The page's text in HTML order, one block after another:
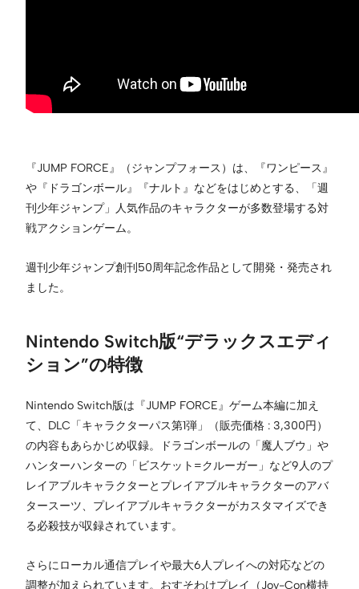
『JUMP FORCE』（ジャンプフォース）は、『ワンピース』
や『ドラゴンボール』『ナルト』などをはじめとする、「週
刊少年ジャンプ」人気作品のキャラクターが多数登場する対
戦アクションゲーム。
週刊少年ジャンプ創刊50周年記念作品として開発・発売され
ました。
Nintendo Switch版“デラックスエディ
ション”の特徴
Nintendo Switch版は『JUMP FORCE』ゲーム本編に加え
て、DLC「キャラクターパス第1弾」（販売価格 : 3,300円）
の内容もあらかじめ収録。ドラゴンボールの「魔人ブウ」や
ハンターハンターの「ビスケット=クルーガー」など9人のプ
レイアブルキャラクターとプレイアブルキャラクターのアバ
タースーツ、プレイアブルキャラクターがカスタマイズでき
る必殺技が収録されています。
さらにローカル通信プレイや最大6人プレイへの対応などの
調整が加えられています。おすそわけプレイ（Joy-Con横持